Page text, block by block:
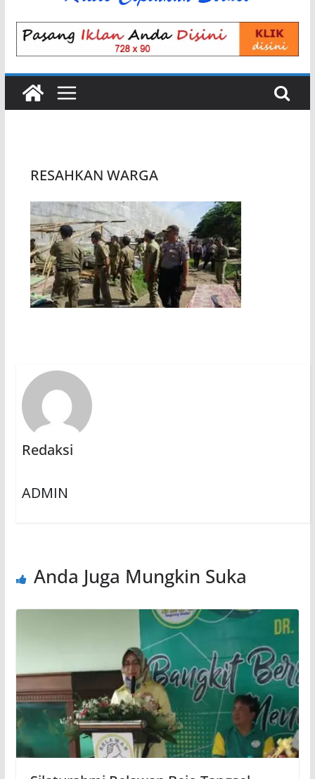
RESAHKAN WARGA
Redaksi
ADMIN
Anda Juga Mungkin Suka